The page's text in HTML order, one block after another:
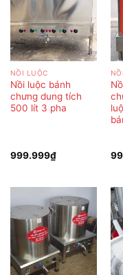
NỒI LUỘC
Nồi luộc bánh
chưng dung tích
500 lít 3 pha
999.999₫